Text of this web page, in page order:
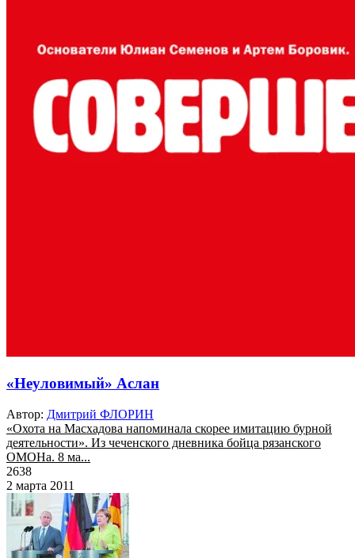
«Неуловимый» Аслан
Автор: Дмитрий ФЛОРИН
«Охота на Масхадова напоминала скорее имитацию бурной
деятельности». Из чеченского дневника бойца рязанского
ОМОНа. 8 ма...
2638
2 марта 2011